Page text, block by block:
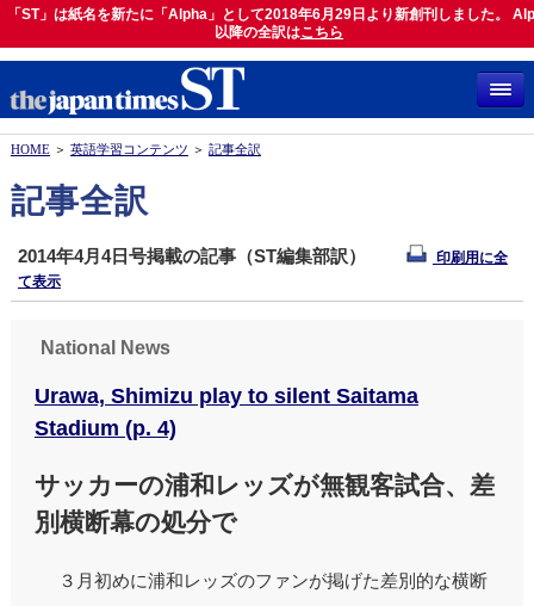
「ST」は紙名を新たに「Alpha」として2018年6月29日より新創刊しました。
以降の全訳はこちら
「ST」は紙名を新たに「Alpha」として2018年6月29日より新創刊しました。
以降の全訳はこちら
HOME＞ 英語学習コンテンツ ＞ 記事全訳
記事全訳
2014年4月4日号掲載の記事（ST編集部訳）
印刷用に全
て表示
National News
Urawa, Shimizu play to silent Saitama
Stadium (p. 4)
サッカーの浦和レッズが無観客試合、差
別横断幕の処分で
３月初めに浦和レッズのファンが掲げた差別的な横断